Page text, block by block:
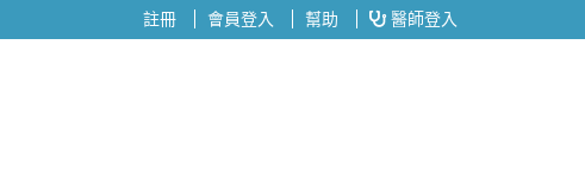
註冊 會員登入 幫助 醫師登入